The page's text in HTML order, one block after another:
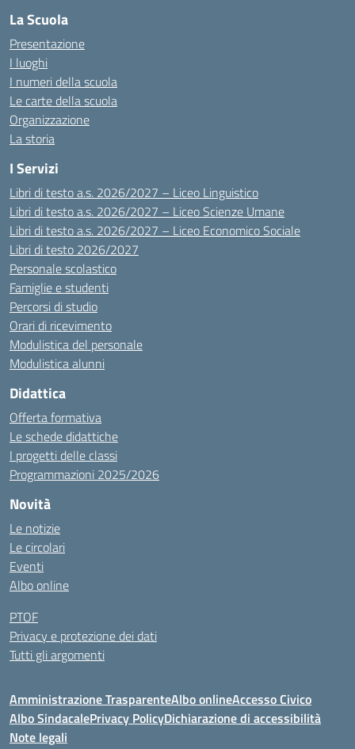
La Scuola
Presentazione
I luoghi
I numeri della scuola
Le carte della scuola
Organizzazione
La storia
I Servizi
Libri di testo a.s. 2026/2027 – Liceo Linguistico
Libri di testo a.s. 2026/2027 – Liceo Scienze Umane
Libri di testo a.s. 2026/2027 – Liceo Economico Sociale
Libri di testo 2026/2027
Personale scolastico
Famiglie e studenti
Percorsi di studio
Orari di ricevimento
Modulistica del personale
Modulistica alunni
Didattica
Offerta formativa
Le schede didattiche
I progetti delle classi
Programmazioni 2025/2026
Novità
Le notizie
Le circolari
Eventi
Albo online
PTOF
Privacy e protezione dei dati
Tutti gli argomenti
Amministrazione TrasparenteAlbo onlineAccesso Civico
Albo SindacalePrivacy PolicyDichiarazione di accessibilità
Note legali